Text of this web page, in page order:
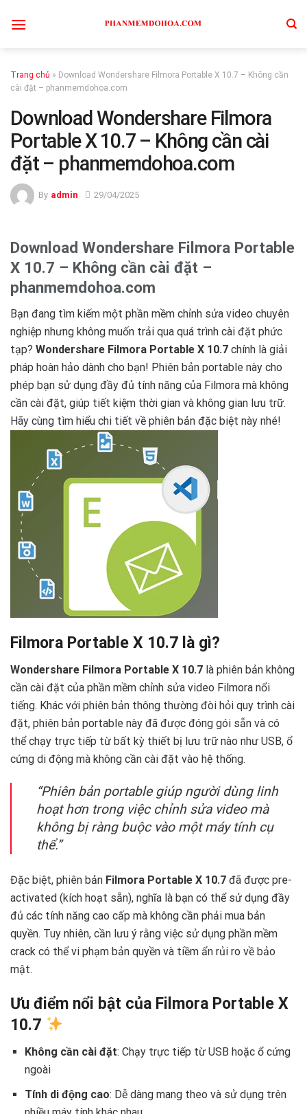
Trang chủ » Download Wondershare Filmora Portable X 10.7 – Không cần
cài đặt – phanmemdohoa.com
Download Wondershare Filmora
Portable X 10.7 – Không cần cài
đặt – phanmemdohoa.com
By admin 29/04/2025
Download Wondershare Filmora Portable
X 10.7 – Không cần cài đặt –
phanmemdohoa.com
Bạn đang tìm kiếm một phần mềm chỉnh sửa video chuyên
nghiệp nhưng không muốn trải qua quá trình cài đặt phức
tạp? Wondershare Filmora Portable X 10.7 chính là giải
pháp hoàn hảo dành cho bạn! Phiên bản portable này cho
phép bạn sử dụng đầy đủ tính năng của Filmora mà không
cần cài đặt, giúp tiết kiệm thời gian và không gian lưu trữ.
Hãy cùng tìm hiểu chi tiết về phiên bản đặc biệt này nhé!
Filmora Portable X 10.7 là gì?
Wondershare Filmora Portable X 10.7 là phiên bản không
cần cài đặt của phần mềm chỉnh sửa video Filmora nổi
tiếng. Khác với phiên bản thông thường đòi hỏi quy trình cài
đặt, phiên bản portable này đã được đóng gói sẵn và có
thể chạy trực tiếp từ bất kỳ thiết bị lưu trữ nào như USB, ổ
cứng di động mà không cần cài đặt vào hệ thống.
“Phiên bản portable giúp người dùng linh
hoạt hơn trong việc chỉnh sửa video mà
không bị ràng buộc vào một máy tính cụ
thể.”
Đặc biệt, phiên bản Filmora Portable X 10.7 đã được pre-
activated (kích hoạt sẵn), nghĩa là bạn có thể sử dụng đầy
đủ các tính năng cao cấp mà không cần phải mua bản
quyền. Tuy nhiên, cần lưu ý rằng việc sử dụng phần mềm
crack có thể vi phạm bản quyền và tiềm ẩn rủi ro về bảo
mật. ️
Ưu điểm nổi bật của Filmora Portable X
10.7
Không cần cài đặt: Chạy trực tiếp từ USB hoặc ổ cứng
ngoài
Tính di động cao: Dễ dàng mang theo và sử dụng trên